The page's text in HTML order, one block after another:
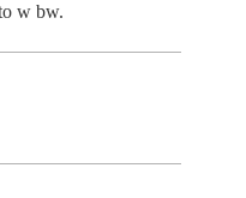
w bw.